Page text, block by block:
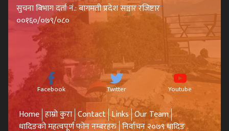
सुचना बिभाग दर्ता नं.: बागमती प्रदेश सञ्चार रजिष्टार
००१६०/०७९/०८०
Facebook Twitter Youtube
Home हाम्रो कुरा Contact Links Our Team
धादिङको महत्वपूर्ण फोन नम्बरहरु निर्वाचन २०७९ धादिङ